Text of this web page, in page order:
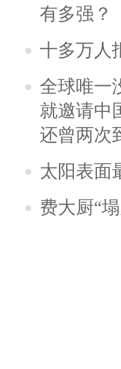
有多强？
十多万人
全球唯一
就邀请中
还曾两次
太阳表面
费大厨“